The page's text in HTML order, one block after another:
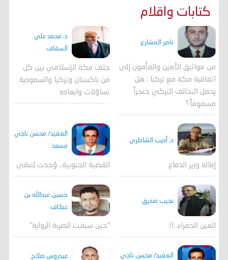
كتابات واقلام
ناصر المشارع
من مواثيق الأمين والمأمون إلى
اتفاقية مكة مع تركيا : هل
يحمل التحالف التركي خنجراً
مسموماً؟
د. محمد علي
السقاف
حلف مكة الإسلامي بين كل
من باكستان وتركيا والسعودية
تساؤلات وابعاده
د. أديب الشاطري
إقالة وزير الدفاع
العقيد/ محسن ناجي
مسعد
القضية الجنوبية.. وُجدت لتبقى
نجيب صديق
العين الحمراء..!!
حسين عبدالله بن
عطاف
"حين سبقت الضربة الرواية"
العقيد/ محسن ناجي
عيدروس صلاح